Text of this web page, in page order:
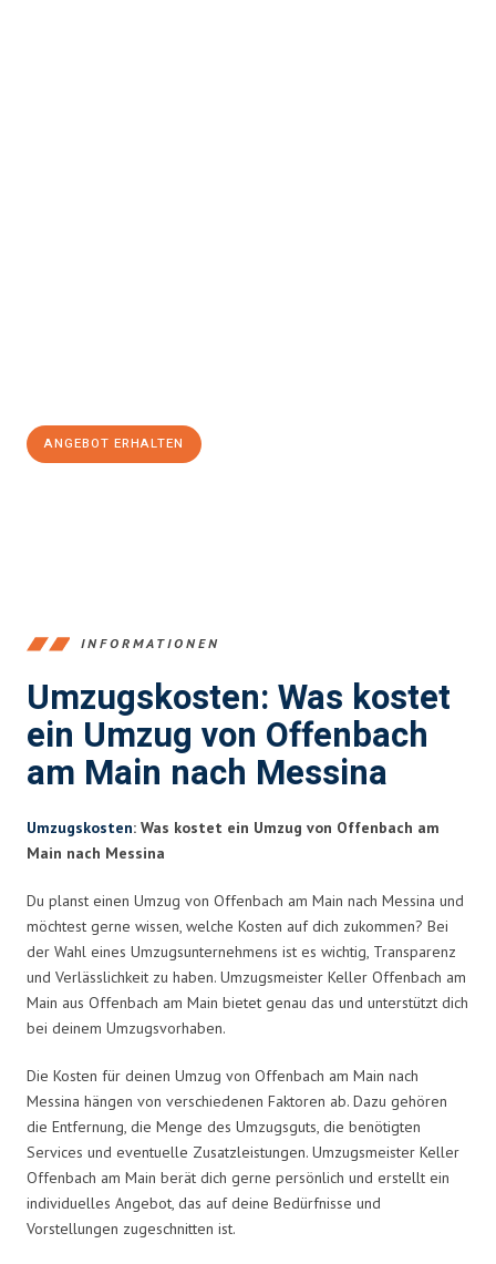
ANGEBOT ERHALTEN
INFORMATIONEN
Umzugskosten: Was kostet
ein Umzug von Offenbach
am Main nach Messina
Umzugskosten: Was kostet ein Umzug von Offenbach am
Main nach Messina
Du planst einen Umzug von Offenbach am Main nach Messina und
möchtest gerne wissen, welche Kosten auf dich zukommen? Bei
der Wahl eines Umzugsunternehmens ist es wichtig, Transparenz
und Verlässlichkeit zu haben. Umzugsmeister Keller Offenbach am
Main aus Offenbach am Main bietet genau das und unterstützt dich
bei deinem Umzugsvorhaben.
Die Kosten für deinen Umzug von Offenbach am Main nach
Messina hängen von verschiedenen Faktoren ab. Dazu gehören
die Entfernung, die Menge des Umzugsguts, die benötigten
Services und eventuelle Zusatzleistungen. Umzugsmeister Keller
Offenbach am Main berät dich gerne persönlich und erstellt ein
individuelles Angebot, das auf deine Bedürfnisse und
Vorstellungen zugeschnitten ist.